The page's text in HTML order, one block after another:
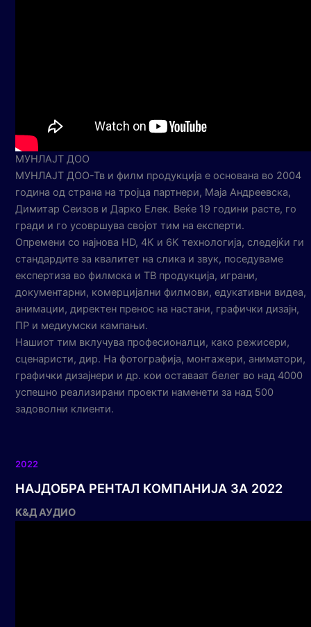
МУНЛАЈТ ДОО
МУНЛАЈТ ДОО-Тв и филм продукција е основана во 2004
година од страна на тројца партнери, Маја Андреевска,
Димитар Сеизов и Дарко Елек. Веќе 19 години расте, го
гради и го усовршува својот тим на експерти.
Опремени со најнова HD, 4K и 6K технологија, следејќи ги
стандардите за квалитет на слика и звук, поседуваме
експертиза во филмска и ТВ продукција, играни,
документарни, комерцијални филмови, едукативни видеа,
анимации, директен пренос на настани, графички дизајн,
ПР и медиумски кампањи.
Нашиот тим вклучува професионалци, како режисери,
сценаристи, дир. На фотографија, монтажери, аниматори,
графички дизајнери и др. кои оставаат белег во над 4000
успешно реализирани проекти наменети за над 500
задоволни клиенти.
2022
НАЈДОБРА РЕНТАЛ КОМПАНИЈА ЗА 2022
K&Д АУДИО